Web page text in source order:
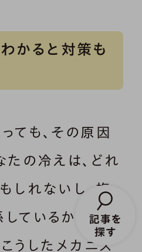
かると対策も
ても、その原因
たの冷えは、どれ
しれないし、複
ているかもしれ
こうしたメカニズ